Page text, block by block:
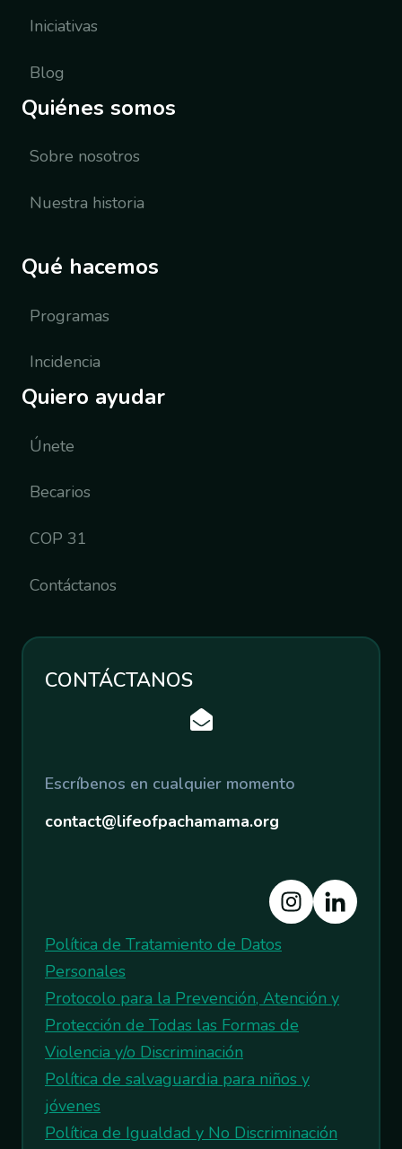
Iniciativas
Blog
Quiénes somos
Sobre nosotros
Nuestra historia
Qué hacemos
Programas
Incidencia
Quiero ayudar
Únete
Becarios
COP 31
Contáctanos
CONTÁCTANOS
Escríbenos en cualquier momento
contact@lifeofpachamama.org
Política de Tratamiento de Datos
Personales
Protocolo para la Prevención, Atención y
Protección de Todas las Formas de
Violencia y/o Discriminación
Política de salvaguardia para niños y
jóvenes
Política de Igualdad y No Discriminación